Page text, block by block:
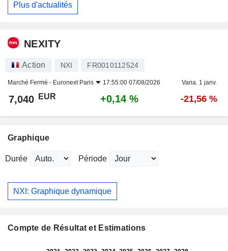
Plus d'actualités
NEXITY
Action NXI FR0010112524
Marché Fermé - Euronext Paris 17:55:00 07/08/2026 Varia. 1 janv.
7,040 EUR +0,14 % -21,56 %
Graphique
Durée Période
NXI: Graphique dynamique
Compte de Résultat et Estimations